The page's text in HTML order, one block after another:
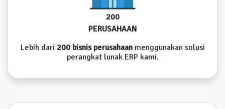
200
PERUSAHAAN
Lebih dari 200 bisnis perusahaanmenggunakan solusi
perangkat lunak ERP kami.